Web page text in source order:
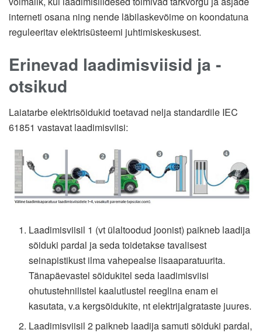
interneti osana ning nende läbilaskevõime on koondatuna
reguleeritav elektrisüsteemi juhtimiskeskusest.
Erinevad laadimisviisid ja -
otsikud
Laiatarbe elektrisõidukid toetavad nelja standardile IEC
61851 vastavat laadimisviisi:
Laadimisviisil 1 (vt ülaltoodud joonist) paikneb laadija
sõiduki pardal ja seda toidetakse tavalisest
seinapistikust ilma vahepealse lisaaparatuurita.
Tänapäevastel sõidukitel seda laadimisviisi
ohutustehnilistel kaalutlustel reeglina enam ei
kasutata, v.a kergsõidukite, nt elektrijalgrataste juures.
Laadimisviisil 2 paikneb laadija samuti sõiduki pardal,